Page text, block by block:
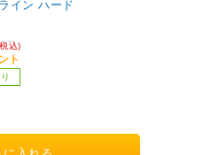
イン ハード
込)
ト